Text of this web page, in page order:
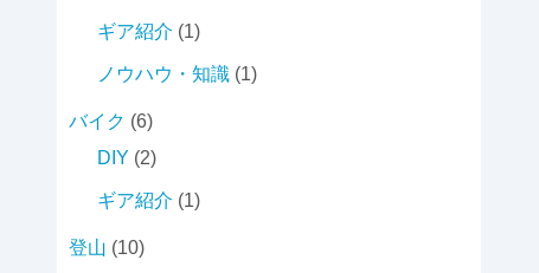
ギア紹介 (1)
ノウハウ・知識 (1)
バイク (6)
DIY (2)
ギア紹介 (1)
登山 (10)